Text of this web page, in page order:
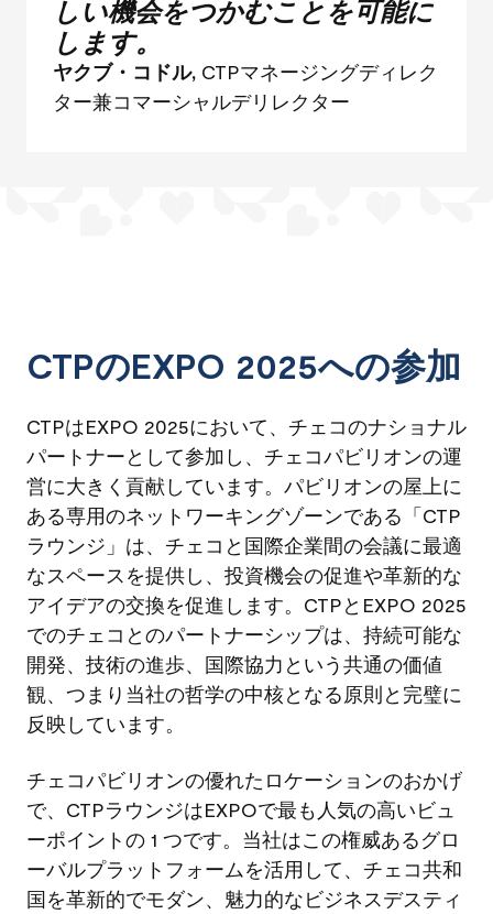
しい機会をつかむことを可能に
します。
ヤクブ・コドル, CTPマネージングディレク
ター兼コマーシャルデリレクター
CTPのEXPO 2025への参加
CTPはEXPO 2025において、チェコのナショナル
パートナーとして参加し、チェコパビリオンの運
営に大きく貢献しています。パビリオンの屋上に
ある専用のネットワーキングゾーンである「CTP
ラウンジ」は、チェコと国際企業間の会議に最適
なスペースを提供し、投資機会の促進や革新的な
アイデアの交換を促進します。CTPとEXPO 2025
でのチェコとのパートナーシップは、持続可能な
開発、技術の進歩、国際協力という共通の価値
観、つまり当社の哲学の中核となる原則と完璧に
反映しています。
チェコパビリオンの優れたロケーションのおかげ
で、CTPラウンジはEXPOで最も人気の高いビュ
ーポイントの 1 つです。当社はこの権威あるグロ
ーバルプラットフォームを活用して、チェコ共和
国を革新的でモダン、魅力的なビジネスデスティ